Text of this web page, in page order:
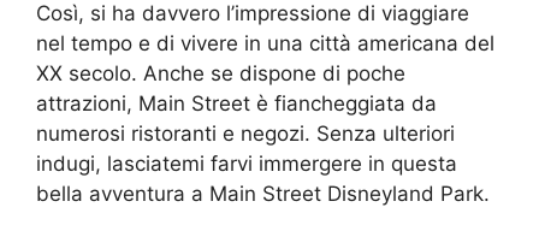
Così, si ha davvero l’impressione di viaggiare
nel tempo e di vivere in una città americana del
XX secolo. Anche se dispone di poche
attrazioni, Main Street è fiancheggiata da
numerosi ristoranti e negozi. Senza ulteriori
indugi, lasciatemi farvi immergere in questa
bella avventura a Main Street Disneyland Park.